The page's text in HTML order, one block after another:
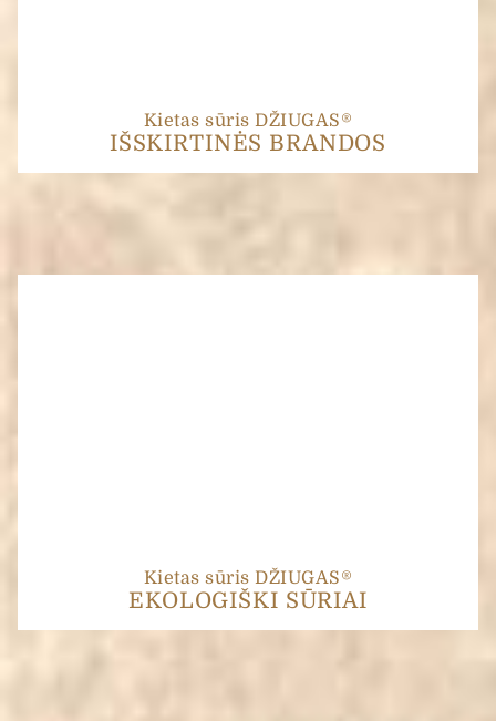
Kietas sūris DŽIUGAS®
IŠSKIRTINĖS BRANDOS
Kietas sūris DŽIUGAS®
EKOLOGIŠKI SŪRIAI